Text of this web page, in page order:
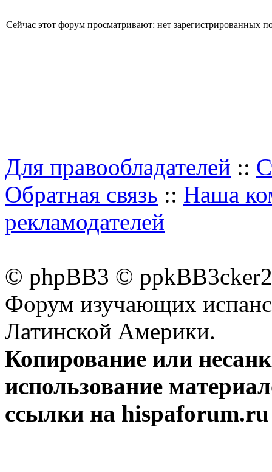
Сейчас этот форум просматривают: нет зарегистрированных
Для правообладателей ::
Обратная связь :: Наша
рекламодателей
© phpBB3 ©
Форум изучающих
Латинской Америки.
Копирование или
использование
ссылки на hispaforum.ru